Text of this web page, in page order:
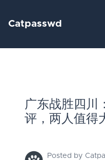
Catpasswd
广东战胜四川
评，两人值得
Posted by